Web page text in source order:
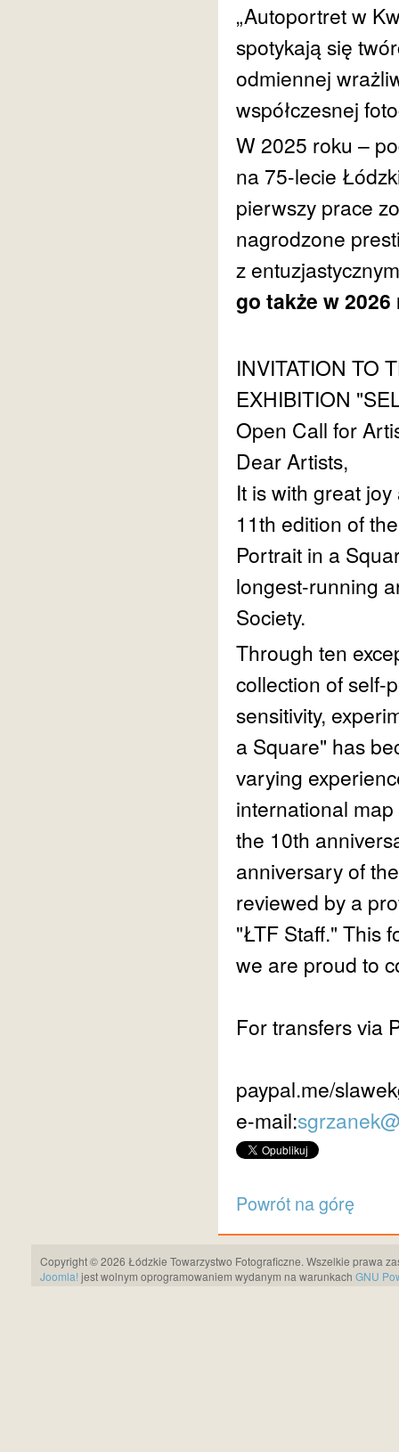
„Autoportret w
spotykają się
odmiennej
współczesnej
W 2025 roku –
na 75-lecie
pierwszy prace
nagrodzone
z
go także w
INVITATION TO
EXHIBITION
Open Call for
Dear Artists,
It is with great
11th edition of
Portrait in a
longest-running
Society.
Through ten
collection of self-
sensitivity,
a Square" has
varying
international
the 10th
anniversary of
reviewed by a
"ŁTF Staff." This
we are proud to
For transfers via
paypal.me/
e-mail:
Powrót na górę
Copyright © 2026 Łódzkie Towarzystwo Fotograficzne. Wszelkie prawa
Joomla! jest wolnym oprogramowaniem wydanym na warunkach GNU